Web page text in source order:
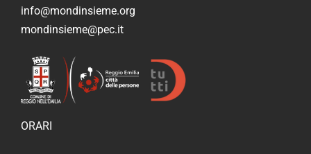
info@mondinsieme.org
mondinsieme@pec.it
ORARI